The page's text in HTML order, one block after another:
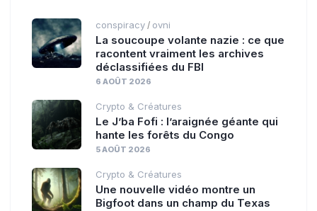
conspiracy / ovni
La soucoupe volante nazie : ce que
racontent vraiment les archives
déclassifiées du FBI
6 AOÛT 2026
Crypto & Créatures
Le J’ba Fofi : l’araignée géante qui
hante les forêts du Congo
5 AOÛT 2026
Crypto & Créatures
Une nouvelle vidéo montre un
Bigfoot dans un champ du Texas